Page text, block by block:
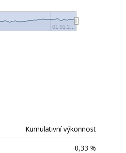
01.01.2…
Kumulativní výkonnost
0,33 %